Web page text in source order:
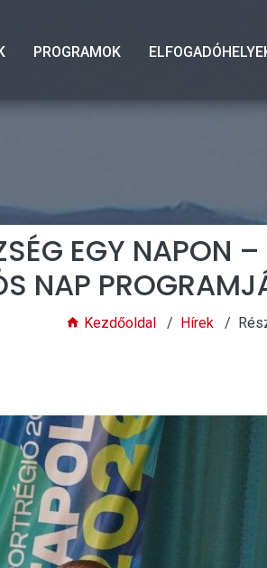
PROGRAMOK
EGY
NAP
Kezdőoldal Hírek